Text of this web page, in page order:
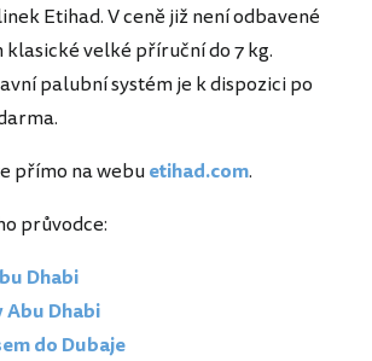
Etihad. V ceně již není odbavené
klasické velké příruční do 7 kg.
palubní systém je k dispozici po
přímo na webuetihad.com.
průvodce:
Dhabi
Dhabi
do Dubaje